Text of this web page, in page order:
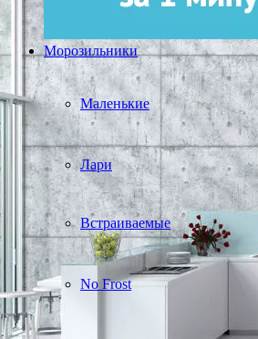
Морозильники
Маленькие
Лари
Встраиваемые
No Frost